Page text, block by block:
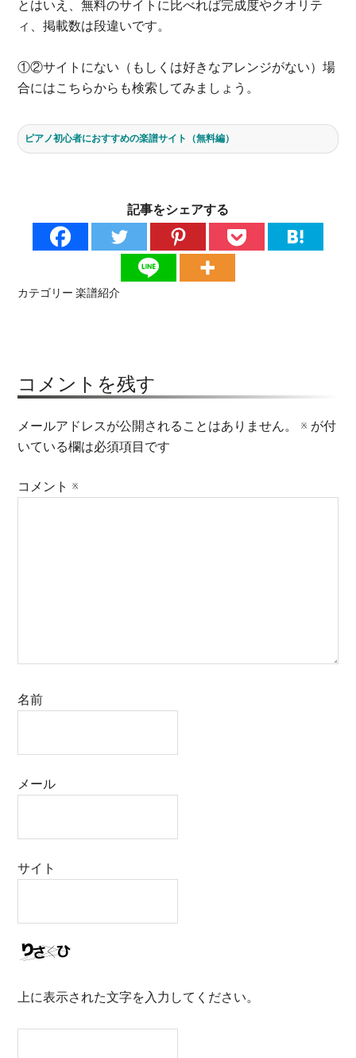
とはいえ、無料のサイトに比べれば完成度やクオリテ
ィ、掲載数は段違いです。
①②サイトにない（もしくは好きなアレンジがない）場
合にはこちらからも検索してみましょう。
ピアノ初心者におすすめの楽譜サイト（無料編）
記事をシェアする
カテゴリー楽譜紹介
コメントを残す
メールアドレスが公開されることはありません。 ※ が付
いている欄は必須項目です
コメント ※
名前
メール
サイト
上に表示された文字を入力してください。